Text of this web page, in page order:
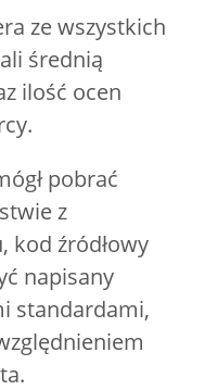
ze wszystkich
średnią
ilość ocen
pobrać
z
kod źródłowy
napisany
standardami,